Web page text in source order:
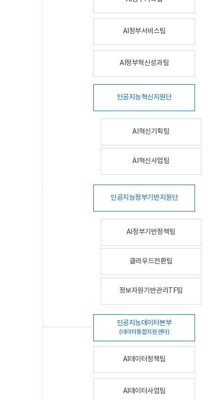
AI정부서비스팀
AI정부혁신성과팀
인공지능혁신지원단
AI혁신기획팀
AI혁신사업팀
인공지능정부기반지원단
AI정부기반정책팀
클라우드전환팀
정보자원기반관리TF팀
인공지능데이터본부
(데이터통합지원센터)
AI데이터정책팀
AI데이터사업팀